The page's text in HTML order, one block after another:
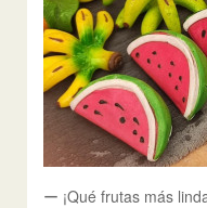
ー ¡Qué frutas más